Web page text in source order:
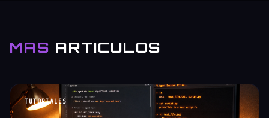
MAS ARTICULOS
TUTORIALES